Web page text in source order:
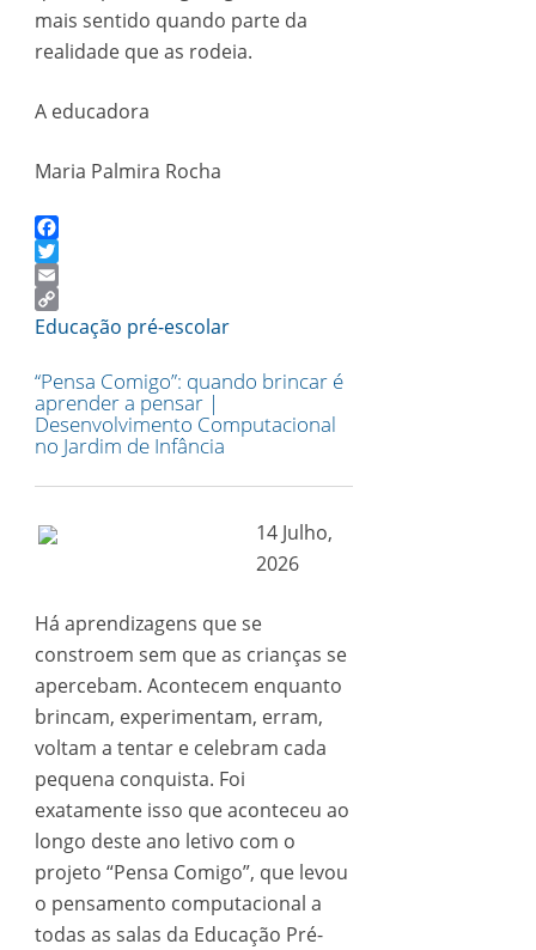
mais sentido quando parte da
realidade que as rodeia.
A educadora
Maria Palmira Rocha
Facebook
Twitter
Email
Copy
Educação pré-escolar
“Pensa Comigo”: quando brincar é
aprender a pensar |
Desenvolvimento Computacional
no Jardim de Infância
14 Julho,
2026
Há aprendizagens que se
constroem sem que as crianças se
apercebam. Acontecem enquanto
brincam, experimentam, erram,
voltam a tentar e celebram cada
pequena conquista. Foi
exatamente isso que aconteceu ao
longo deste ano letivo com o
projeto “Pensa Comigo”, que levou
o pensamento computacional a
todas as salas da Educação Pré-